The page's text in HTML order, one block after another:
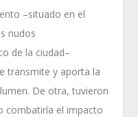
–situado en el
nudos
de la ciudad–
transmite y aporta la
De otra, tuvieron
combatiría el impacto